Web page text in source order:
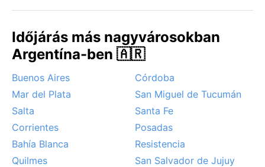
Időjárás más nagyvárosokban
Argentína-ben 🇦🇷
Buenos Aires
Córdoba
Mar del Plata
San Miguel de Tucumán
Salta
Santa Fe
Corrientes
Posadas
Bahía Blanca
Resistencia
Quilmes
San Salvador de Jujuy